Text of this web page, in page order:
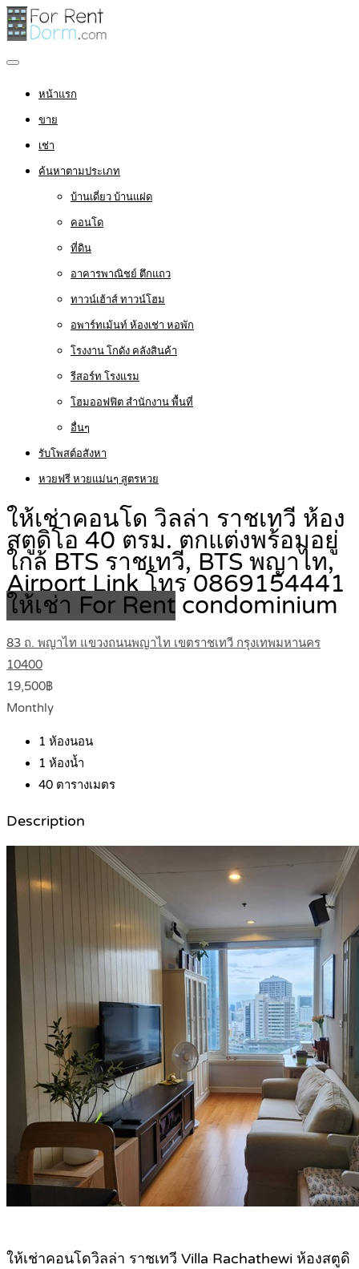
หน้าแรก
ขาย
เช่า
ค้นหาตามประเภท
บ้านเดี่ยว บ้านแฝด
คอนโด
ที่ดิน
อาคารพาณิชย์ ตึกแถว
ทาวน์เฮ้าส์ ทาวน์โฮม
อพาร์ทเม้นท์ ห้องเช่า หอพัก
โรงงาน โกดัง คลังสินค้า
รีสอร์ท โรงแรม
โฮมออฟฟิต สำนักงาน พื้นที่
อื่นๆ
รับโพสต์อสังหา
หวยฟรี หวยแม่นๆ สูตรหวย
ให้เช่าคอนโด วิลล่า ราชเทวี ห้อง
สตูดิโอ 40 ตรม. ตกแต่งพร้อมอยู่
ใกล้ BTS ราชเทวี, BTS พญาไท,
Airport Link โทร 0869154441
ให้เช่า For Rent condominium
83 ถ. พญาไท แขวงถนนพญาไท เขตราชเทวี กรุงเทพมหานคร
10400
19,500฿
Monthly
1 ห้องนอน
1 ห้องน้ำ
40 ตารางเมตร
Description
ให้เช่าคอนโดวิลล่า ราชเทวี Villa Rachathewi ห้องสตูดิ